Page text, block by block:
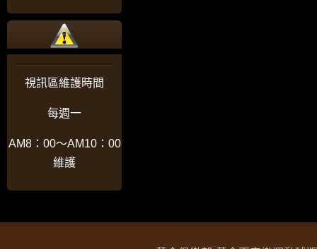
視訊區維護時間
每週一
AM8：00〜AM10：00
維護